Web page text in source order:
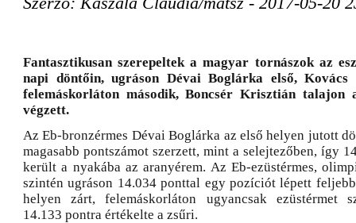
Fantasztikusan szerepeltek a magyar tornászok az
napi döntőin, ugráson Dévai Boglárka első, Kovács
felemáskorláton második, Boncsér Krisztián talajon
végzett.
Az Eb-bronzérmes Dévai Boglárka az első helyen jutott
magasabb pontszámot szerzett, mint a selejtezőben, így
került a nyakába az aranyérem. Az Eb-ezüstérmes,
szintén ugráson 14.034 ponttal egy pozíciót lépett
helyen zárt, felemáskorláton ugyancsak ezüstérmet
14.133 pontra értékelte a zsűri.